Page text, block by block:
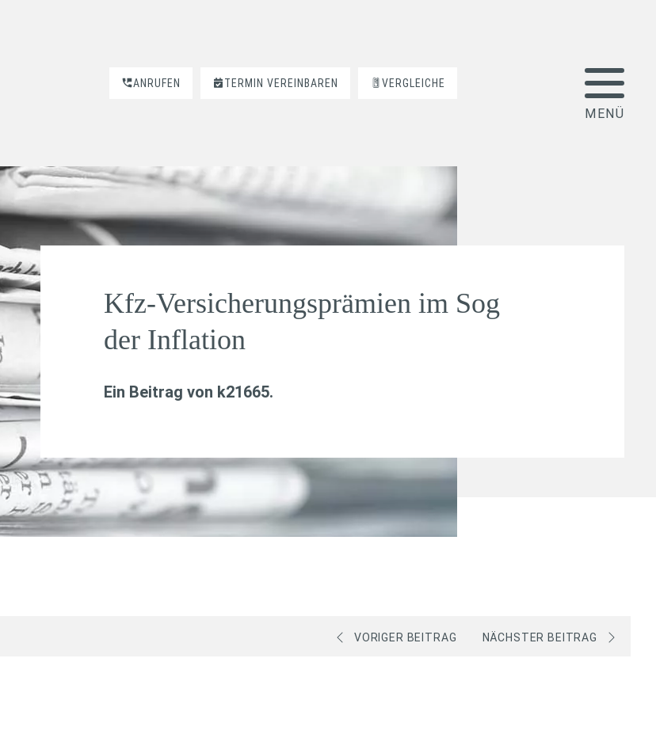
ANRUFEN TERMIN VEREINBAREN VERGLEICHE
Kfz-Versicherungsprämien im Sog
der Inflation
Ein Beitrag von k21665.
VORIGER BEITRAG NÄCHSTER BEITRAG